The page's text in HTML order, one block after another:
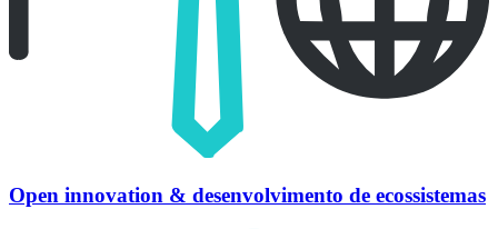
Open innovation & desenvolvimento de ecossistemas